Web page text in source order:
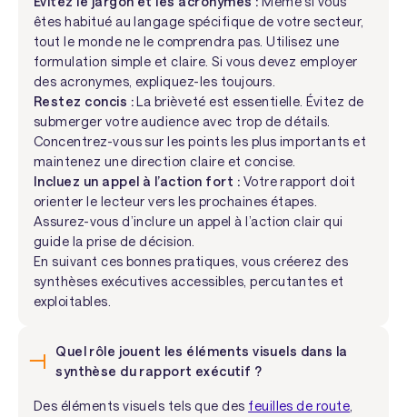
êtes habitué au langage spécifique de votre secteur,
tout le monde ne le comprendra pas. Utilisez une
formulation simple et claire. Si vous devez employer
des acronymes, expliquez-les toujours.
Restez concis :La brièveté est essentielle. Évitez de
submerger votre audience avec trop de détails.
Concentrez-vous sur les points les plus importants et
maintenez une direction claire et concise.
Incluez un appel à l’action fort : Votre rapport doit
orienter le lecteur vers les prochaines étapes.
Assurez-vous d’inclure un appel à l’action clair qui
guide la prise de décision.
En suivant ces bonnes pratiques, vous créerez des
synthèses exécutives accessibles, percutantes et
exploitables.
Quel rôle jouent les éléments visuels dans la
synthèse du rapport exécutif ?
Des éléments visuels tels que des feuilles de route